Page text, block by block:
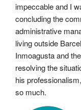
impeccable and I
concluding the
administrative
living outside
Inmoagusta and
resolving the
his
so much.